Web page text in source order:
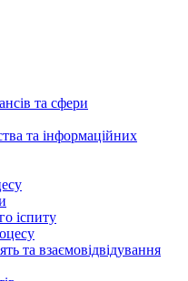
та сфери
та інформаційних
іспиту
та взаємовідвідування